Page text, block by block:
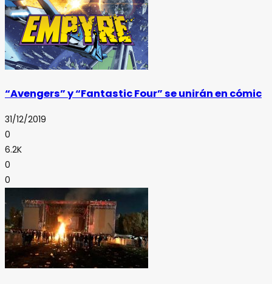
“Avengers” y “Fantastic Four” se unirán en cómic
31/12/2019
0
6.2K
0
0